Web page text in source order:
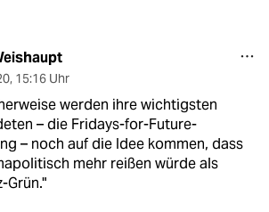
, 15:16 Uhr
werden ihre wichtigsten
– die Fridays-for-Future-
– noch auf die Idee kommen, dass
mehr reißen würde als
Grün."